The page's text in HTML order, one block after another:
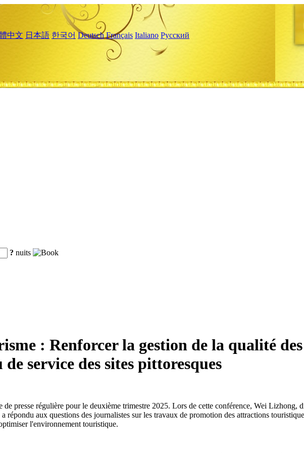
中文 日本語 한국어 Deutsch Français Italiano Русский
? nuits
: Renforcer la gestion de la qualité
service des sites pittoresques
presse régulière pour le deuxième trimestre 2025. Lors de cette conférence, Wei Lizhong,
répondu aux questions des journalistes sur les travaux de promotion des attractions
l'environnement touristique.